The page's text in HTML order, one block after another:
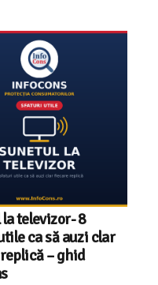
Toshiba în
– gama de modele,
și date statistice